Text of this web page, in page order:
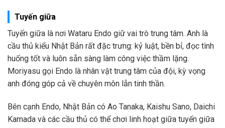
Tuyến giữa
Tuyến giữa là nơi Wataru Endo giữ vai trò trung tâm. Anh là
cầu thủ kiểu Nhật Bản rất đặc trưng: kỷ luật, bền bỉ, đọc tình
huống tốt và luôn sẵn sàng làm công việc thầm lặng.
Moriyasu gọi Endo là nhân vật trung tâm của đội, kỳ vọng
anh đóng góp cả về chuyên môn lẫn tinh thần.
Bên cạnh Endo, Nhật Bản có Ao Tanaka, Kaishu Sano, Daichi
Kamada và các cầu thủ có thể chơi linh hoạt giữa tuyến giữa